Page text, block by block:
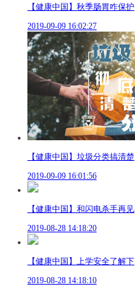
【健康中国】秋季肠胃咋保护
2019-09-09 16:02:27
【健康中国】垃圾分类搞清楚
2019-09-09 16:01:56
【健康中国】和闪电杀手再见
2019-08-28 14:18:20
【健康中国】上学安全了解下
2019-08-28 14:18:10